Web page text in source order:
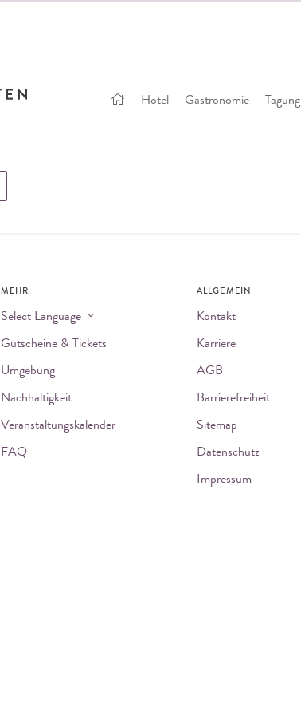
Startseite
Hotel Gastronomie Tagung
MEHR
Select Language
Gutscheine & Tickets
Umgebung
Nachhaltigkeit
Veranstaltungskalender
FAQ
ALLGEMEIN
Kontakt
Karriere
AGB
Barrierefreiheit
Sitemap
Datenschutz
Impressum